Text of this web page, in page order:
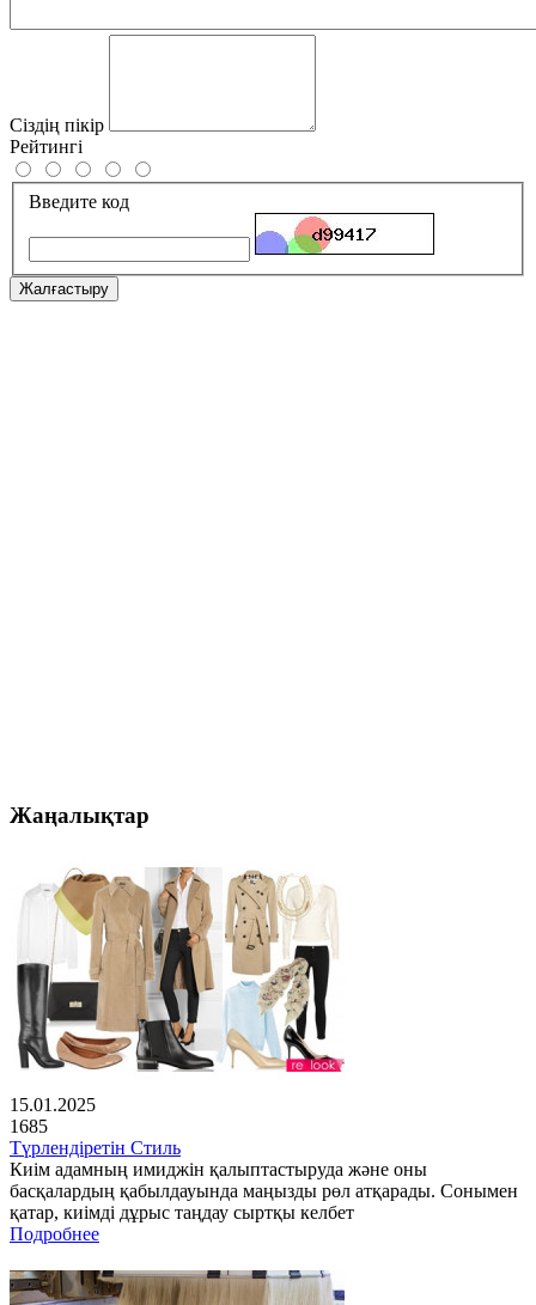
Сіздің пікір
Рейтингі
Введите код
Жалғастыру
Жаңалықтар
15.01.2025
1685
Түрлендіретін Стиль
Киім адамның имиджін қалыптастыруда және оны
басқалардың қабылдауында маңызды рөл атқарады. Сонымен
қатар, киімді дұрыс таңдау сыртқы келбет
Подробнее